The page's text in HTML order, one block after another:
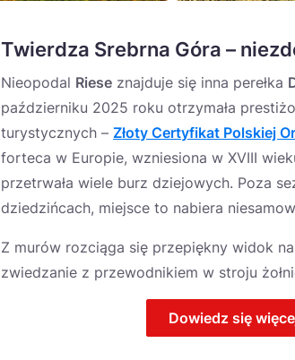
Twierdza Srebrna Góra –
Nieopodal Riese znajduje się inna perełka
październiku 2025 roku otrzymała
turystycznych – Złoty Certyfikat Polskiej
forteca w Europie, wzniesiona w XVIII
przetrwała wiele burz dziejowych. Poza
dziedzińcach, miejsce to nabiera
Z murów rozciąga się przepiękny widok
zwiedzanie z przewodnikiem w stroju
Dowiedz się